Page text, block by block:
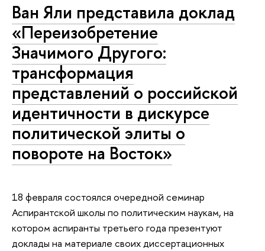
Ван Яли представила доклад
«Переизобретение
Значимого Другого:
трансформация
представлений о российской
идентичности в дискурсе
политической элиты о
повороте на Восток»
18 февраля состоялся очередной семинар
Аспирантской школы по политическим наукам, на
котором аспиранты третьего года презентуют
доклады на материале своих диссертационных